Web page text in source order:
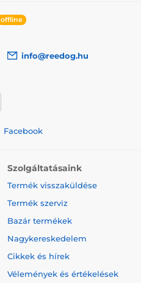
offline
info@reedog.hu
Facebook
Szolgáltatásaink
Termék visszaküldése
Termék szerviz
Bazár termékek
Nagykereskedelem
Cikkek és hírek
Vélemények és értékelések